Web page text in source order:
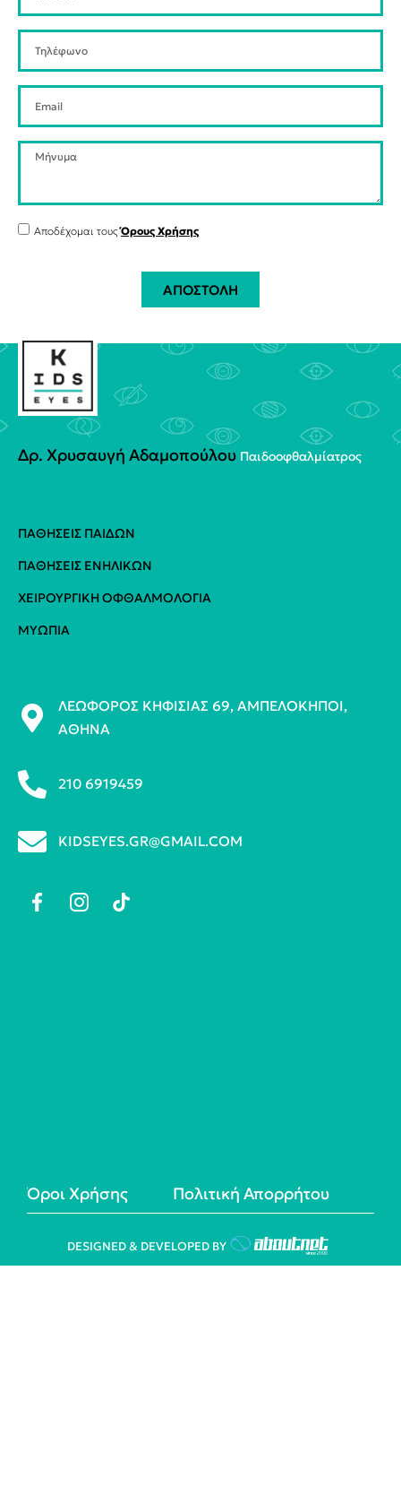
Αποδέχομαι τους Όρους Χρήσης
ΑΠΟΣΤΟΛΗ
Δρ. Χρυσαυγή Αδαμοπούλου Παιδοoφθαλμίατρος
ΠΑΘΉΣΕΙΣ ΠΑΊΔΩΝ
ΠΑΘΉΣΕΙΣ ΕΝΗΛΊΚΩΝ
ΧΕΙΡΟΥΡΓΙΚΉ ΟΦΘΑΛΜΟΛΟΓΊΑ
ΜΥΩΠΊΑ
ΛΕΩΦΌΡΟΣ ΚΗΦΙΣΊΑΣ 69, ΑΜΠΕΛΌΚΗΠΟΙ,
ΑΘΉΝΑ
210 6919459
KIDSEYES.GR@GMAIL.COM
Όροι Χρήσης Πολιτική Απορρήτου
DESIGNED & DEVELOPED BY